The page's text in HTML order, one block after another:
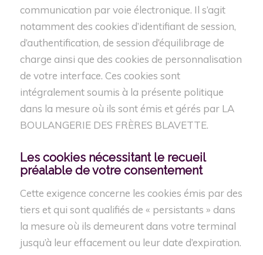
communication par voie électronique. Il s’agit
notamment des cookies d’identifiant de session,
d’authentification, de session d’équilibrage de
charge ainsi que des cookies de personnalisation
de votre interface. Ces cookies sont
intégralement soumis à la présente politique
dans la mesure où ils sont émis et gérés par LA
BOULANGERIE DES FRÈRES BLAVETTE.
Les cookiesnécessitantle recueil
préalable de votre consentement
Cette exigence concerne les cookies émis par des
tiers et qui sont qualifiés de « persistants » dans
la mesure où ils demeurent dans votre terminal
jusqu’à leur effacement ou leur date d’expiration.